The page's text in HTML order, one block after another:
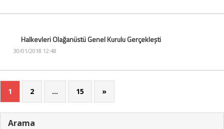
Halkevleri Olağanüstü Genel Kurulu Gerçekleşti
30/01/2018 12:48
1 2 … 15 »
Arama